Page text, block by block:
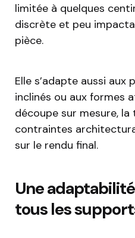
limitée à quelques
discrète et peu
pièce.
Elle s’adapte aussi aux
inclinés ou aux formes
découpe sur mesure, la
contraintes
sur le rendu final.
Une
tous les